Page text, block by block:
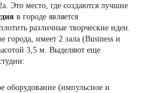
Это место, где создаются лучшие
в городе является
различные творческие идеи.
города, имеет 2 зала (Business и
3,5 м. Выделяют еще
оборудование (импульсное и